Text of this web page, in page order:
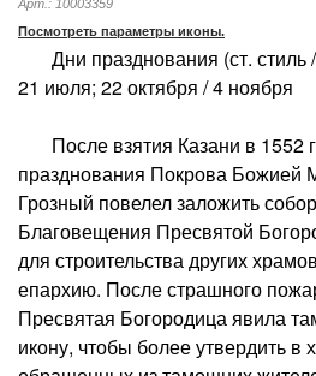
Арт.: 10003359
Посмотреть параметры иконы.
Дни празднования (ст. стиль
21 июля; 22 октября / 4 ноября
После взятия Казани в 1552
празднования Покрова Божией
Грозный повелел заложить
Благовещения Пресвятой
для строительства других
епархию. После страшного
Пресвятая Богородица явила
икону, чтобы более утвердить в